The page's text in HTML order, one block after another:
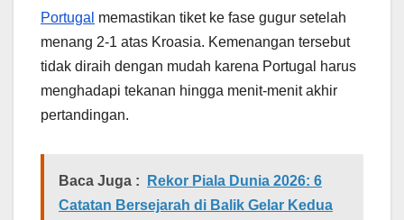
Portugal memastikan tiket ke fase gugur setelah
menang 2-1 atas Kroasia. Kemenangan tersebut
tidak diraih dengan mudah karena Portugal harus
menghadapi tekanan hingga menit-menit akhir
pertandingan.
Baca Juga :
Rekor Piala Dunia 2026: 6
Catatan Bersejarah di Balik Gelar Kedua